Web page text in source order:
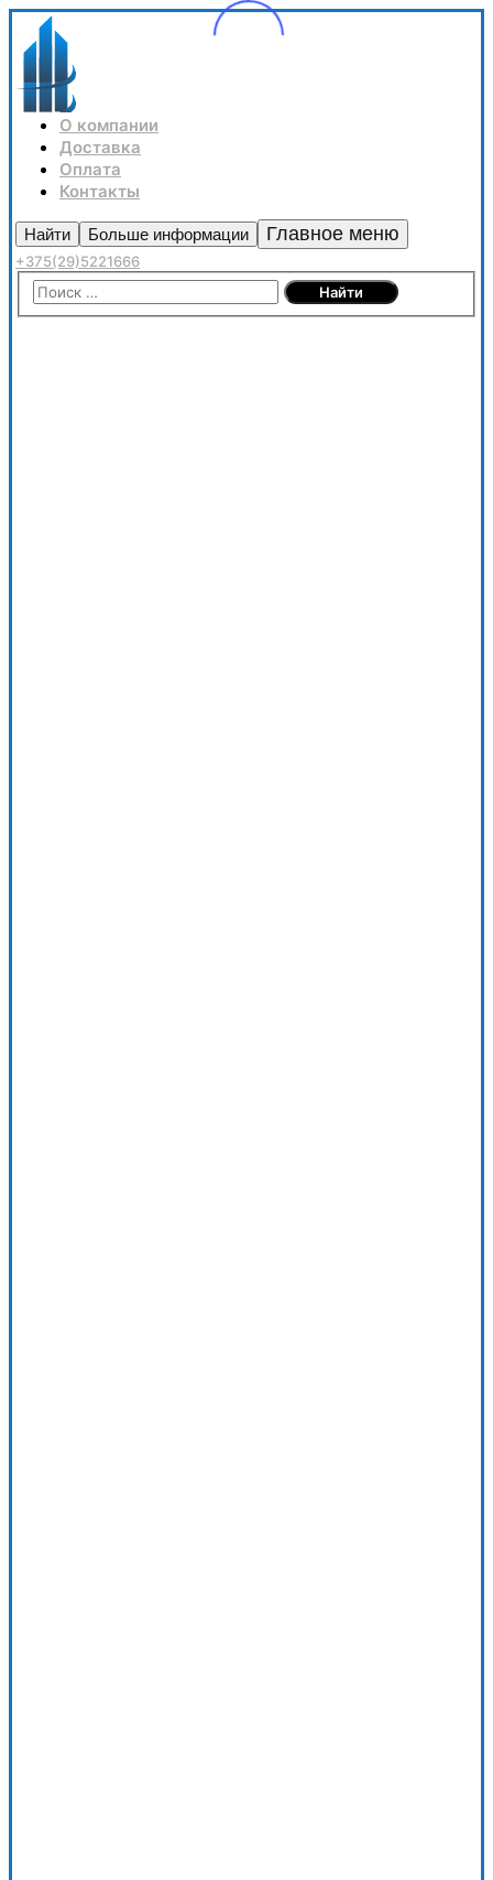
О компании
Доставка
Оплата
Контакты
Найти Больше информации Главное меню
+375(29)5221666